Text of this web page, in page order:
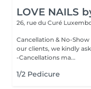
LOVE NAILS
26, rue du Curé
Cancellation & No-
our clients, we kindly
-Cancellations ma...
1/2 Pedicure